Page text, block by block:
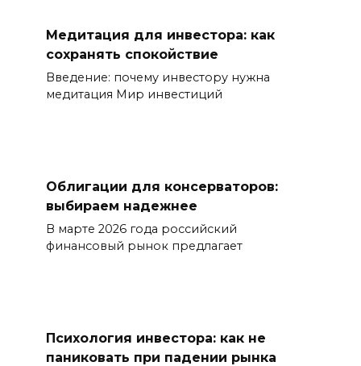
Медитация для инвестора: как
сохранять спокойствие
Введение: почему инвестору нужна
медитация Мир инвестиций
Облигации для консерваторов:
выбираем надежнее
В марте 2026 года российский
финансовый рынок предлагает
Психология инвестора: как не
паниковать при падении рынка